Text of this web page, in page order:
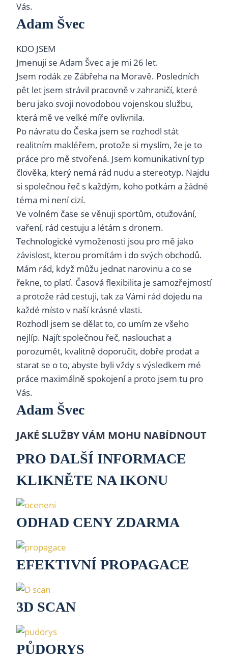
Vás.
Adam Švec
KDO JSEM
Jmenuji se Adam Švec a je mi 26 let.
Jsem rodák ze Zábřeha na Moravě. Posledních
pět let jsem strávil pracovně v zahraničí, které
beru jako svoji novodobou vojenskou službu,
která mě ve velké míře ovlivnila.
Po návratu do Česka jsem se rozhodl stát
realitním makléřem, protože si myslím, že je to
práce pro mě stvořená. Jsem komunikativní typ
člověka, který nemá rád nudu a stereotyp. Najdu
si společnou řeč s každým, koho potkám a žádné
téma mi není cizí.
Ve volném čase se věnuji sportům, otužování,
vaření, rád cestuju a létám s dronem.
Technologické vymoženosti jsou pro mě jako
závislost, kterou promítám i do svých obchodů.
Mám rád, když můžu jednat narovinu a co se
řekne, to platí. Časová flexibilita je samozřejmostí
a protože rád cestuji, tak za Vámi rád dojedu na
každé místo v naší krásné vlasti.
Rozhodl jsem se dělat to, co umím ze všeho
nejlíp. Najít společnou řeč, naslouchat a
porozumět, kvalitně doporučit, dobře prodat a
starat se o to, abyste byli vždy s výsledkem mé
práce maximálně spokojení a proto jsem tu pro
Vás.
Adam Švec
JAKÉ SLUŽBY VÁM MOHU NABÍDNOUT
PRO DALŠÍ INFORMACE
KLIKNĚTE NA IKONU
ODHAD CENY ZDARMA
EFEKTIVNÍ PROPAGACE
3D SCAN
PŮDORYS